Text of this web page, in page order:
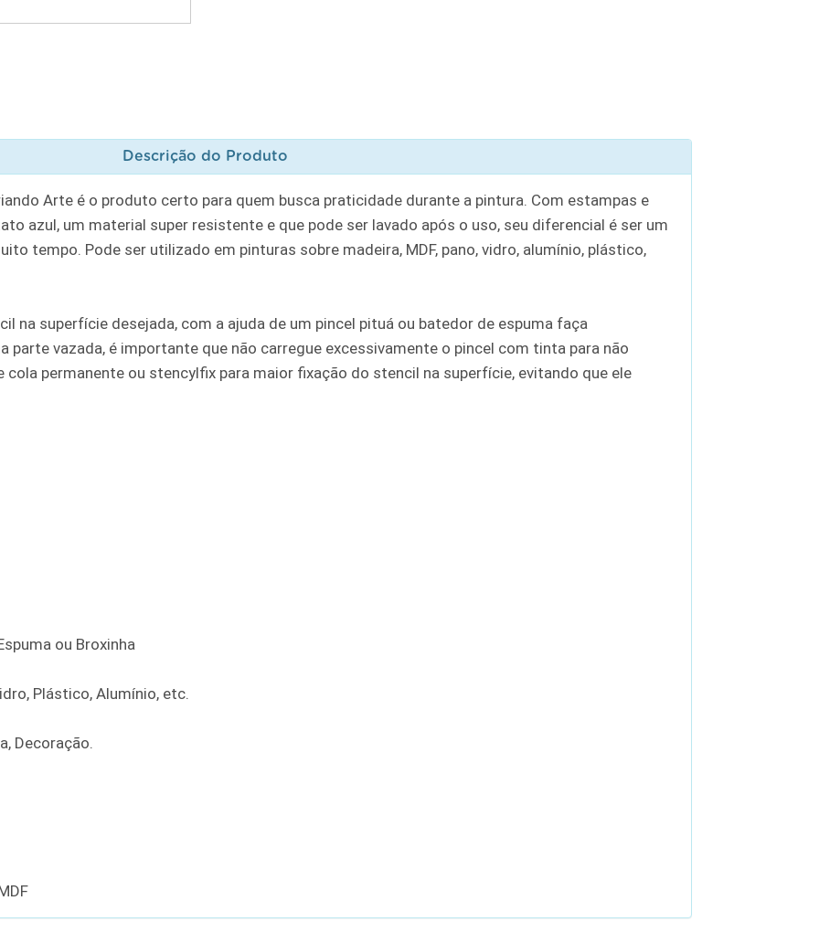
Descrição do Produto
Arte é o produto certo para quem busca praticidade durante a pintura. Com estampas e
azul, um material super resistente e que pode ser lavado após o uso, seu diferencial é ser um
tempo. Pode ser utilizado em pinturas sobre madeira, MDF, pano, vidro, alumínio, plástico,
na superfície desejada, com a ajuda de um pincel pituá ou batedor de espuma faça
parte vazada, é importante que não carregue excessivamente o pincel com tinta para não
cola permanente ou stencylfix para maior fixação do stencil na superfície, evitando que ele
ou Broxinha
Plástico, Alumínio, etc.
Decoração.